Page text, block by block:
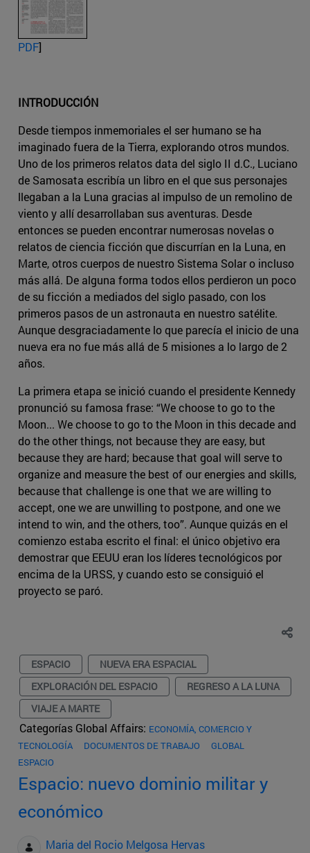
PDF]
INTRODUCCIÓN
Desde tiempos inmemoriales el ser humano se ha
imaginado fuera de la Tierra, explorando otros mundos.
Uno de los primeros relatos data del siglo II d.C., Luciano
de Samosata escribía un libro en el que sus personajes
llegaban a la Luna gracias al impulso de un remolino de
viento y allí desarrollaban sus aventuras. Desde
entonces se pueden encontrar numerosas novelas o
relatos de ciencia ficción que discurrían en la Luna, en
Marte, otros cuerpos de nuestro Sistema Solar o incluso
más allá. De alguna forma todos ellos perdieron un poco
de su ficción a mediados del siglo pasado, con los
primeros pasos de un astronauta en nuestro satélite.
Aunque desgraciadamente lo que parecía el inicio de una
nueva era no fue más allá de 5 misiones a lo largo de 2
años.
La primera etapa se inició cuando el presidente Kennedy
pronunció su famosa frase: “We choose to go to the
Moon... We choose to go to the Moon in this decade and
do the other things, not because they are easy, but
because they are hard; because that goal will serve to
organize and measure the best of our energies and skills,
because that challenge is one that we are willing to
accept, one we are unwilling to postpone, and one we
intend to win, and the others, too”. Aunque quizás en el
comienzo estaba escrito el final: el único objetivo era
demostrar que EEUU eran los líderes tecnológicos por
encima de la URSS, y cuando esto se consiguió el
proyecto se paró.
ESPACIO
NUEVA ERA ESPACIAL
EXPLORACIÓN DEL ESPACIO
REGRESO A LA LUNA
VIAJE A MARTE
Categorías Global Affairs: ECONOMÍA, COMERCIO Y
TECNOLOGÍA
DOCUMENTOS DE TRABAJO
GLOBAL
ESPACIO
Espacio: nuevo dominio militar y
económico
Maria del Rocio Melgosa Hervas